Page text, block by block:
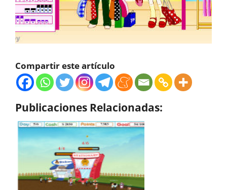
Compartir este artículo
Publicaciones Relacionadas: